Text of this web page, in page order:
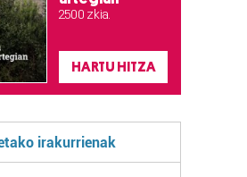
2.500 zkia.
HARTU HITZA
irakurrienak